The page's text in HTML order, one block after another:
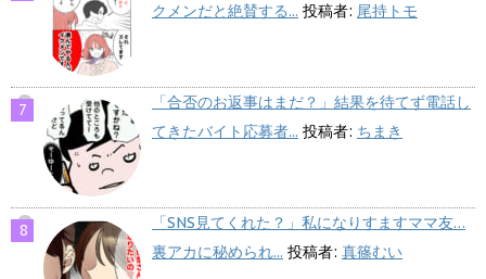
クメンだと絶賛する... 投稿者: 尾持トモ
「合否のお返事はまだ？」結果を待てず電話し
てきたバイト応募者... 投稿者: ちまき
「SNS見てくれた？」私になりすますママ友…
裏アカに秘められ... 投稿者: 真篠むい